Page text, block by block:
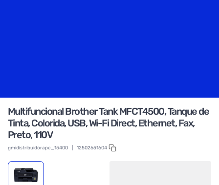
Multifuncional Brother Tank MFCT4500, Tanque de
Tinta, Colorida, USB, Wi-Fi Direct, Ethernet, Fax,
Preto, 110V
gmidistribuidorape_15400 12502651604